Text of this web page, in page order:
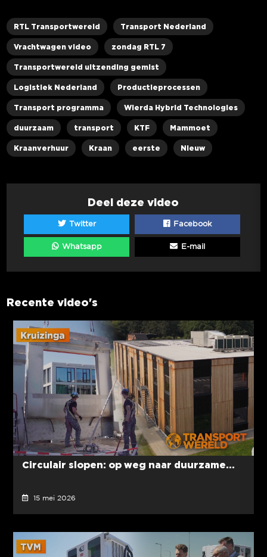
RTL Transportwereld Transport Nederland
Vrachtwagen video zondag RTL 7
Transportwereld uitzending gemist
Logistiek Nederland Productieprocessen
Transport programma Wierda Hybrid Technologies
duurzaam transport KTF Mammoet
Kraanverhuur Kraan eerste Nieuw
Deel deze video
Twitter Facebook
Whatsapp E-mail
Recente video's
Circulair slopen: op weg naar duurzame...
15 mei 2026